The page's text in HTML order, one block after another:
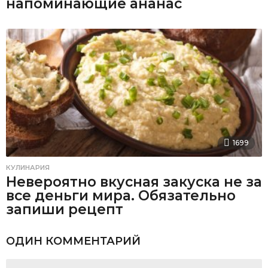
напоминающие ананас
1699
КУЛИНАРИЯ
Невероятно вкусная закуска не за
все деньги мира. Обязательно
запиши рецепт
ОДИН КОММЕНТАРИЙ